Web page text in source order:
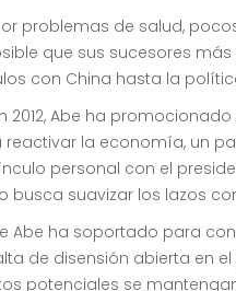
problemas de salud,
que sus sucesores
con China hasta la
2012, Abe ha
la economía, un
personal con el
busca suavizar los lazos
Abe ha soportado para
de disensión abierta en
potenciales se